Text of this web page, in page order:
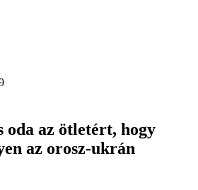
oda az ötletért, hogy
az orosz-ukrán